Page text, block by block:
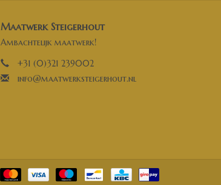
Maatwerk Steigerhout
Ambachtelijk maatwerk!
+31 (0)321 239002
info@maatwerksteigerhout.nl